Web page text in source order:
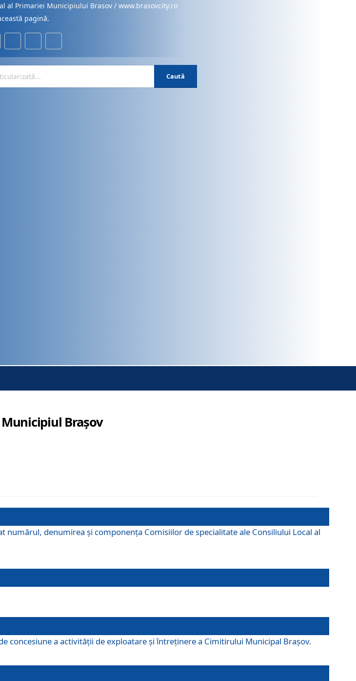
al Primariei Municipiului Brasov / www.brasovcity.ro
pagină.
Caută
Brașov
denumirea şi componenţa Comisiilor de specialitate ale Consiliului Local al
concesiune a activităţii de exploatare şi întreţinere a Cimitirului Municipal Braşov.